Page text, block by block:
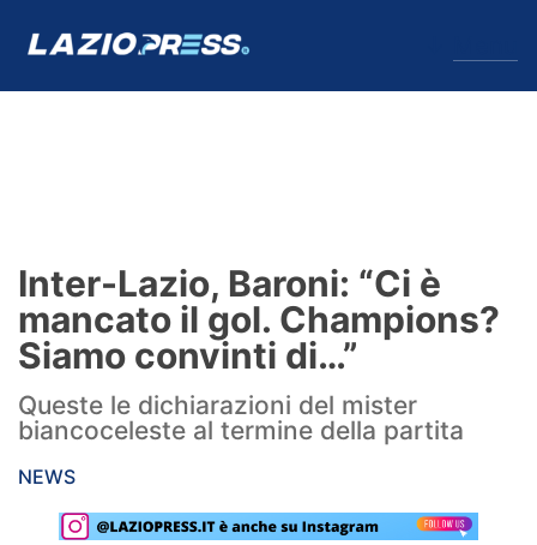
Formello
Infortuni
Primavera
Calciomercato
Lazio Women
Inter-Lazio, Baroni: “Ci è
mancato il gol. Champions?
Siamo convinti di…”
Queste le dichiarazioni del mister
biancoceleste al termine della partita
NEWS